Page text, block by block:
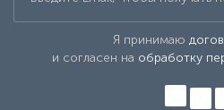
Я принимаю
и согласен на обработку